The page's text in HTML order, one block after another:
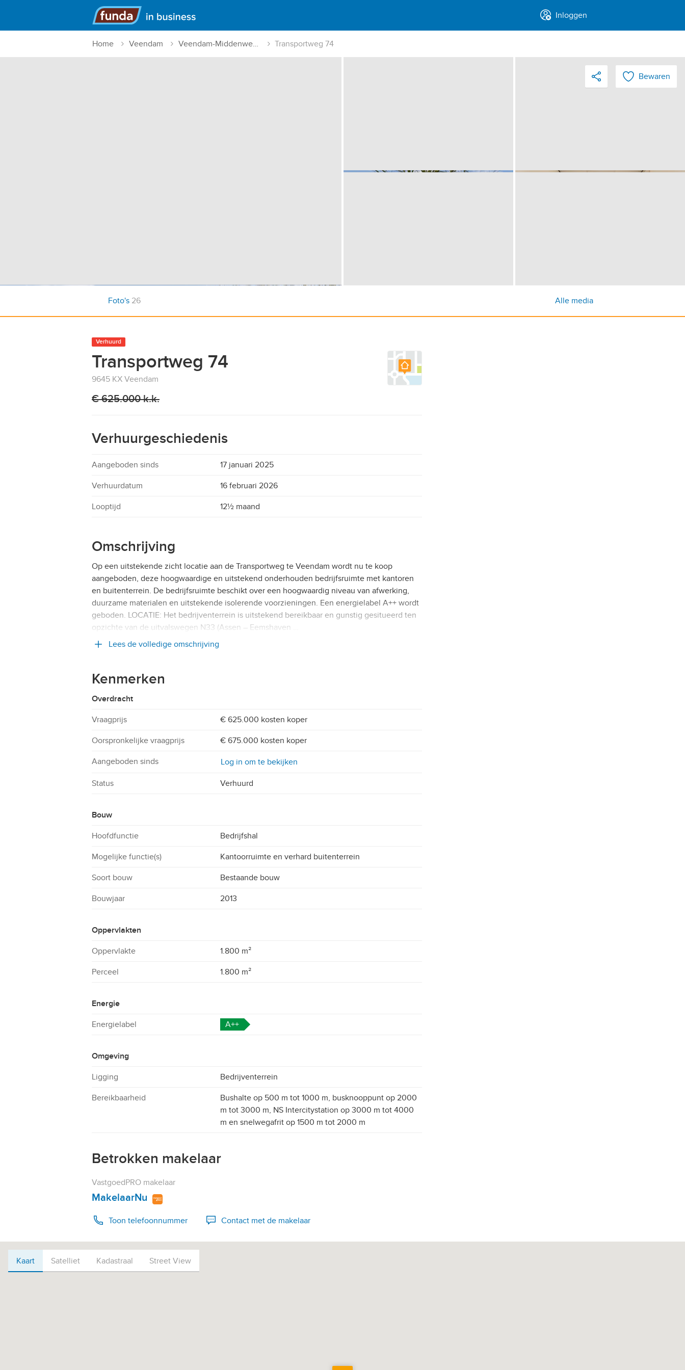
Hoofdmenu
Inloggen
Home Veendam Veendam-Middenweg en omgeving Transportweg 74
Bewaren
Foto's 26 Alle media
Verhuurd
Transportweg 74
9645 KX Veendam
€ 625.000 k.k.
Verhuurgeschiedenis
Aangeboden sinds 17 januari 2025
Verhuurdatum 16 februari 2026
Looptijd 12½ maand
Omschrijving
Op een uitstekende zicht locatie aan de Transportweg te Veendam wordt nu te koop
aangeboden, deze hoogwaardige en uitstekend onderhouden bedrijfsruimte met kantoren
en buitenterrein. De bedrijfsruimte beschikt over een hoogwaardig niveau van afwerking,
duurzame materialen en uitstekende isolerende voorzieningen. Een energielabel A++ wordt
geboden. LOCATIE: Het bedrijventerrein is uitstekend bereikbaar en gunstig gesitueerd ten
opzichte van de uitvalswegen N33 (Assen – Eemshaven …
Lees de volledige omschrijving
Kenmerken
Overdracht
Vraagprijs € 625.000 kosten koper
Oorspronkelijke vraagprijs € 675.000 kosten koper
Aangeboden sinds Log in om te bekijken
Status Verhuurd
Bouw
Hoofdfunctie Bedrijfshal
Mogelijke functie(s) Kantoorruimte en verhard buitenterrein
Soort bouw Bestaande bouw
Bouwjaar 2013
Oppervlakten
Oppervlakte 1.800 m²
Perceel 1.800 m²
Energie
Energielabel A++
Omgeving
Ligging Bedrijventerrein
Bereikbaarheid
Bushalte op 500 m tot 1000 m, busknooppunt op 2000
m tot 3000 m, NS Intercitystation op 3000 m tot 4000
m en snelwegafrit op 1500 m tot 2000 m
Betrokken makelaar
VastgoedPRO makelaar
MakelaarNu
Toon telefoonnummer
Bel 0598-717611
Contact met de makelaar
Kaart
Kaart Satelliet Kadastraal Street View